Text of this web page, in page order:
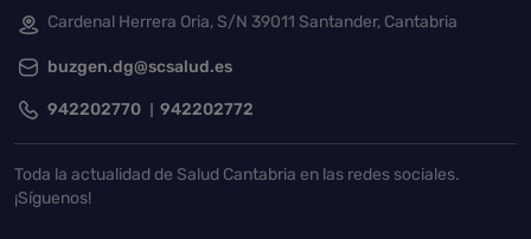
Cardenal Herrera Oria, S/N 39011 Santander, Cantabria
buzgen.dg@scsalud.es
942202770 942202772
Toda la actualidad de Salud Cantabria en las redes sociales.
¡Síguenos!